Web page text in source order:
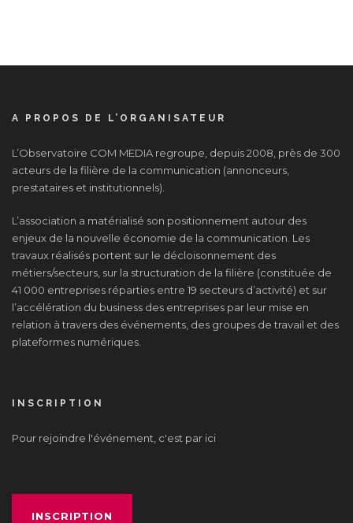
A PROPOS DE L’ORGANISATEUR
L’Observatoire COM MEDIA regroupe, depuis 2008, près de 300
acteurs de la filière de la communication (annonceurs,
prestataires et institutionnels).
L’association a matérialisé son positionnement autour des
enjeux de la nouvelle économie de la communication. Les
travaux réalisés portent sur le décloisonnement des
métiers/secteurs, sur la structuration de la filière (constituée de
41 000 entreprises réparties entre 19 secteurs d’activité) et sur
l’accélération du business des entreprises par leur mise en
relation à travers des événements, des groupes de travail et des
plateformes numériques.
INSCRIPTION
Pour rejoindre l'événement, c'est par ici
INSCRIPTION